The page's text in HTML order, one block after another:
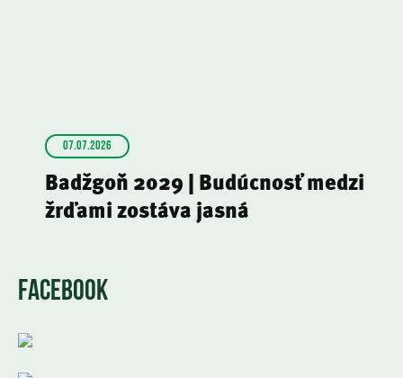
07.07.2026
Badžgoň 2029 | Budúcnosť medzi
žrďami zostáva jasná
FACEBOOK